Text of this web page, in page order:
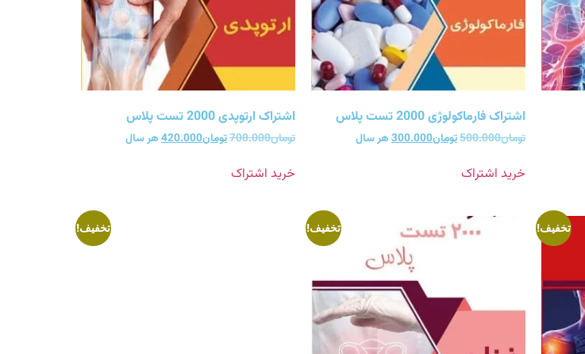
اشتراک فارماکولوژی 2000 تست پلاس
تومان500.000تومان300.000هر سال
خرید اشتراک
اشتراک ارتوپدی 2000 تست پلاس
تومان700.000تومان420.000هر سال
خرید اشتراک
تخفیف! تخفیف! تخفیف!